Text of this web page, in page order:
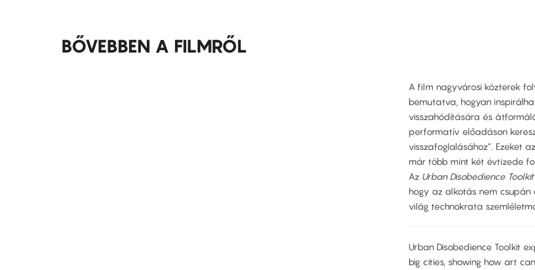
BŐVEBBEN A FILMRŐL
A film nagyvárosi közterek
bemutatva, hogyan
visszahódítására és
performatív előadáson
visszafoglalásához”. Ezeket
már több mint két évtizede
Az Urban Disobedience Toolkit
hogy az alkotás nem
világ technokrata
Urban Disobedience Toolkit
big cities, showing how art